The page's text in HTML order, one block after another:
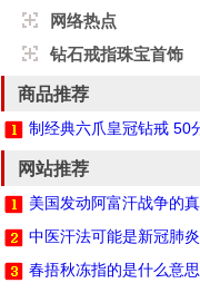
网络热点
钻石戒指珠宝首饰
商品推荐
制经典六爪皇冠钻戒 50
网站推荐
美国发动阿富汗战争的
中医汗法可能是新冠肺
春捂秋冻指的是什么意